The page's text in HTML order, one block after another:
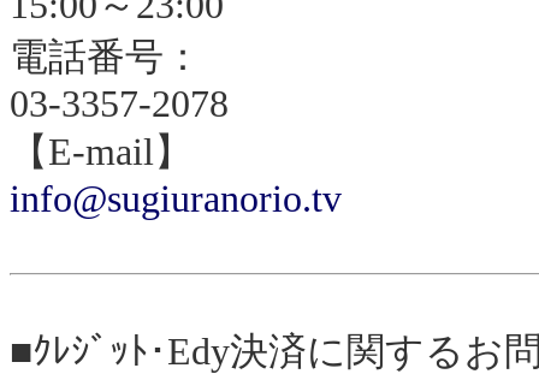
電話番号：
03-3357-2078
【E-mail】
info@sugiuranorio.tv
■ｸﾚｼﾞｯﾄ･Edy決済に関するお